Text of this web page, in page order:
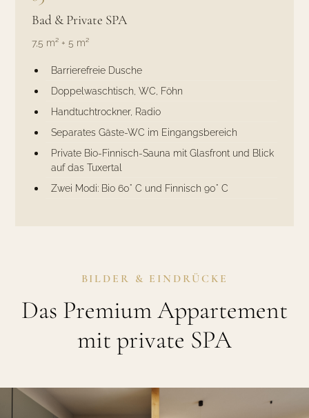
Bad & Private SPA
7,5 m² + 5 m²
Barrierefreie Dusche
Doppelwaschtisch, WC, Föhn
Handtuchtrockner, Radio
Separates Gäste-WC im Eingangsbereich
Private Bio-Finnisch-Sauna mit Glasfront und Blick
auf das Tuxertal
Zwei Modi: Bio 60° C und Finnisch 90° C
BILDER & EINDRÜCKE
Das Premium Appartement
mit private SPA